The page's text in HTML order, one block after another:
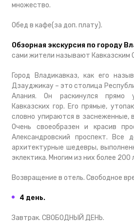
множество.
Обед в кафе(за доп. плату).
Обзорная экскурсия по городу
сами жители называют Кавказским
Город Владикавказ, как его
Дзауджикау – это столица
Алания. Он раскинулся прямо
Кавказских гор. Его прямые,
словно упираются в заснеженные,
Очень своеобразен и красив
Александровский проспект. Все
архитектурные шедевры,
эклектика. Многим из них более 200
Возвращение в отель. Свободное
4 день.
Завтрак. СВОБОДНЫЙ ДЕНЬ.